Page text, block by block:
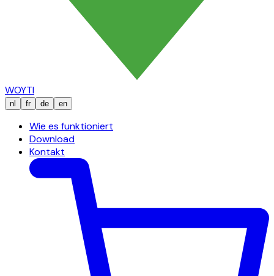
WOYTI
nl fr de en
Wie es funktioniert
Download
Kontakt